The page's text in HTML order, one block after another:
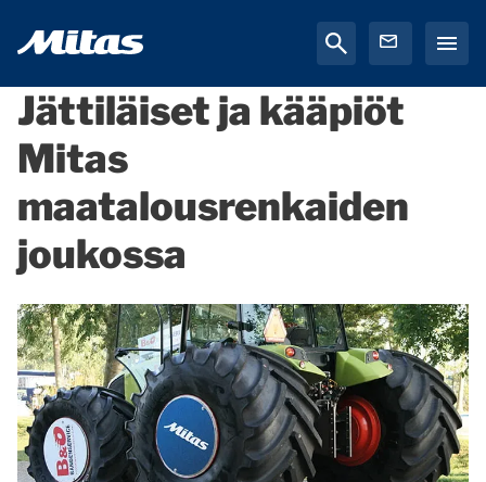
Jättiläiset ja kääpiöt
Mitas
maatalousrenkaiden
joukossa